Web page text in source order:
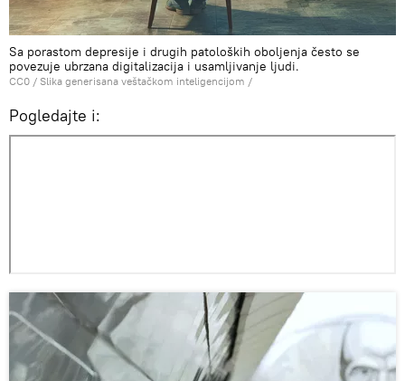
Sa porastom depresije i drugih patoloških oboljenja često se
povezuje ubrzana digitalizacija i usamljivanje ljudi.
CC0 / Slika generisana veštačkom inteligencijom /
Pogledajte i: